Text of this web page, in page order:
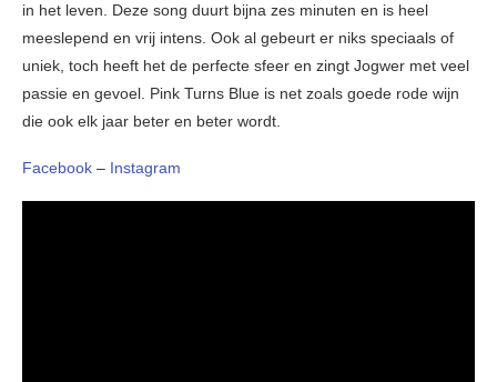
in het leven. Deze song duurt bijna zes minuten en is heel
meeslepend en vrij intens. Ook al gebeurt er niks speciaals of
uniek, toch heeft het de perfecte sfeer en zingt Jogwer met veel
passie en gevoel. Pink Turns Blue is net zoals goede rode wijn
die ook elk jaar beter en beter wordt.
Facebook – Instagram